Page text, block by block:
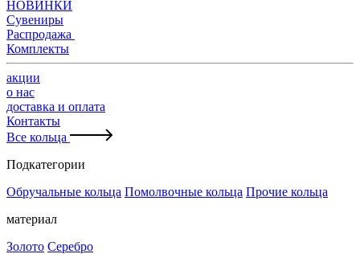
НОВИНКИ
Сувениры
Распродажа
Комплекты
акции
о нас
доставка и оплата
Контакты
Все кольца
Подкатегории
Обручальные кольца Помолвочные кольца Прочие кольца
материал
Золото Серебро